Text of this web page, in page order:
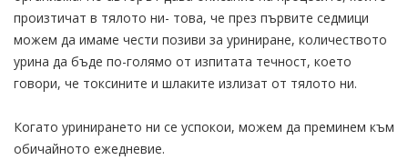
произтичат в тялото ни- това, че през първите седмици
можем да имаме чести позиви за уриниране, количеството
урина да бъде по-голямо от изпитата течност, което
говори, че токсините и шлаките излизат от тялото ни.
Когато уринирането ни се успокои, можем да преминем към
обичайното ежедневие.